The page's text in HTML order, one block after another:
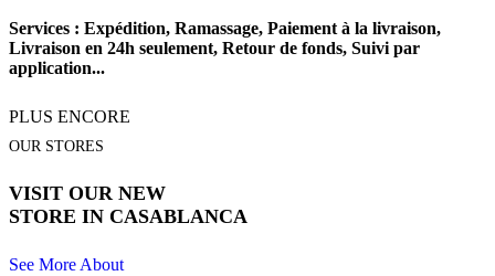
Services : Expédition, Ramassage, Paiement à la livraison,
Livraison en 24h seulement, Retour de fonds, Suivi par
application...
PLUS ENCORE
OUR STORES
VISIT OUR NEW
STORE IN CASABLANCA
See More About